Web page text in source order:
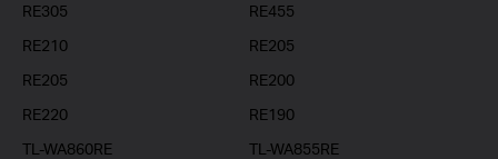
RE305
RE455
RE210
RE205
RE205
RE200
RE220
RE190
TL-WA860RE
TL-WA855RE